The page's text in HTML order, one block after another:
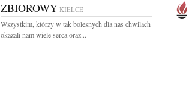
ZBIOROWY KIELCE
Wszystkim, którzy w tak bolesnych dla nas chwilach
okazali nam wiele serca oraz...